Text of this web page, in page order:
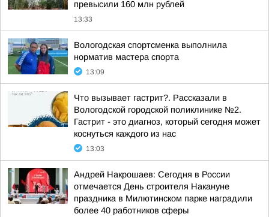
превысили 160 млн рублей
13:33
Вологодская спортсменка выполнила
норматив мастера спорта
13:09
Что вызывает гастрит?. Рассказали в
Вологодской городской поликлинике №2.
Гастрит - это диагноз, который сегодня может
коснуться каждого из нас
13:03
Андрей Накрошаев: Сегодня в России
отмечается День строителя Накануне
праздника в Милютинском парке наградили
более 40 работников сферы